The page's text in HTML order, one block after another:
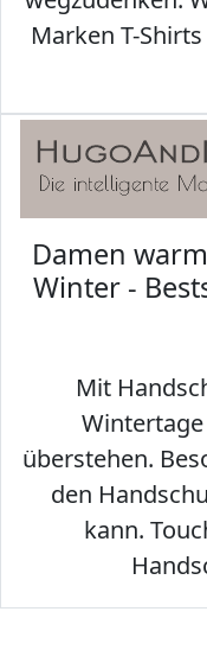
Marken T-
Damen
Winter -
Mit
überstehen.
den
kann.